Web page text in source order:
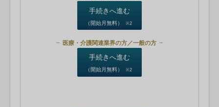
手続きへ進む
（開始月無料） ※2
医療・介護関連業界の方／一般の方
手続きへ進む
（開始月無料） ※2